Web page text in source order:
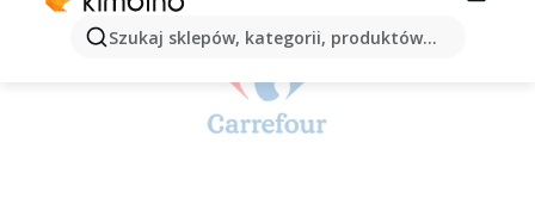
Szukaj sklepów, kategorii, produktów...